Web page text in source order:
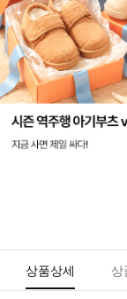
상품상세 상